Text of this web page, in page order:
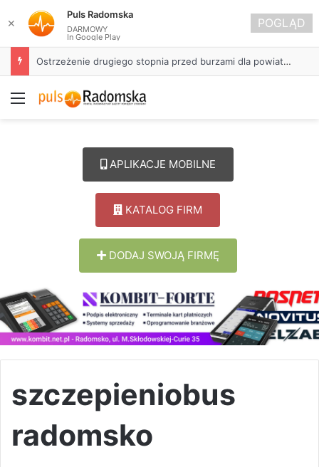
Ostrzeżenie drugiego stopnia przed burzami dla powiatu radomszczańskiego
Menu
APLIKACJE MOBILNE
KATALOG FIRM
DODAJ SWOJĄ FIRMĘ
szczepieniobus
radomsko
✕
Puls Radomska
DARMOWY
In Google Play
POGLĄD